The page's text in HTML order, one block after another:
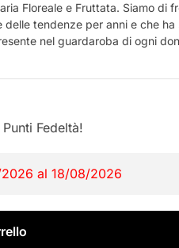
Floreale e Fruttata. Siamo di
tendenze per anni e che ha
nel guardaroba di ogni
Punti Fedeltà!
al 18/08/2026